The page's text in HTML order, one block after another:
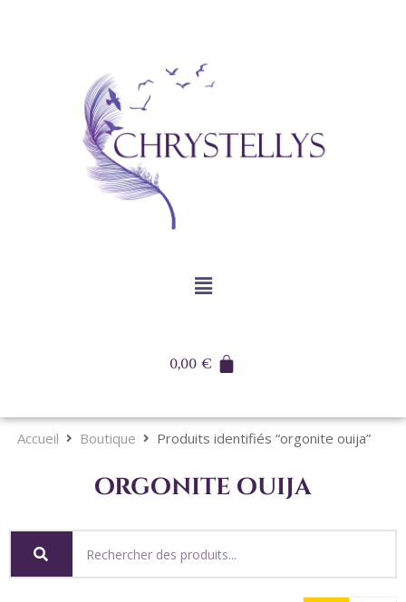
0,00€
Accueil Boutique Produits identifiés “orgonite ouija”
orgonite ouija